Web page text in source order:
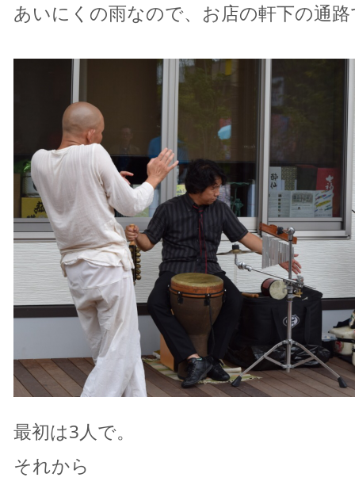
あいにくの雨なので、お店の軒下の通
最初は3人で。
それから